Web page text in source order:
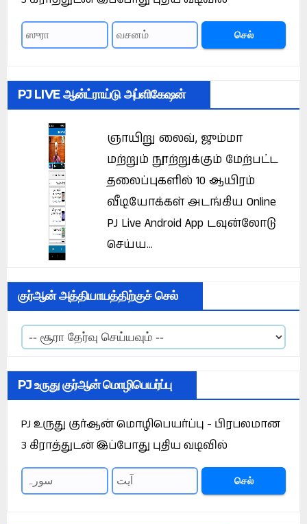
செல்
PJ LIVE ஆன்ட்ராய்டு அப்ளிகேஷன்
ஞாயிறு லைவ், ஜும்மா
மற்றும் நூற்றுக்கும் மேற்பட்ட
தலைப்புகளில் 10 ஆயிரம்
வீடியோக்கள் அடங்கிய Online
PJ Live Android App டவுன்லோடு
செய்ய...
குர்ஆன் அத்தியாயத்திற்குச் செல்
PJ உருது குர்ஆன் மொழிபெயர்ப்பு
PJ உருது குர்ஆன் மொழிபெயர்ப்பு - பிரபலமான
3 கிராத்துடன் இப்போது புதிய வடிவில்
செல்